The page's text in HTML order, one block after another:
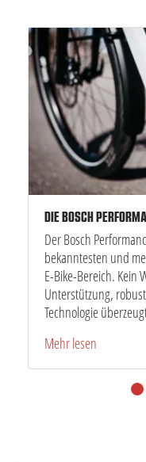
DIE BOSCH
Der Bosch
bekanntesten und
E-Bike-Bereich. Kein
Unterstützung,
Technologie
Mehr lesen
1